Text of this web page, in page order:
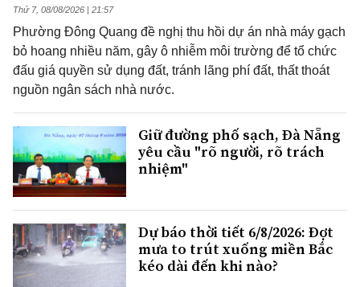
Thứ 7, 08/08/2026 | 21:57
Phường Đông Quang đề nghị thu hồi dự án nhà máy gạch
bỏ hoang nhiều năm, gây ô nhiễm môi trường để tổ chức
đấu giá quyền sử dụng đất, tránh lãng phí đất, thất thoát
nguồn ngân sách nhà nước.
Giữ đường phố sạch, Đà Nẵng
yêu cầu "rõ người, rõ trách
nhiệm"
Dự báo thời tiết 6/8/2026: Đợt
mưa to trút xuống miền Bắc
kéo dài đến khi nào?